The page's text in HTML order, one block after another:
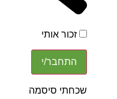
זכור אותי
סיסמה